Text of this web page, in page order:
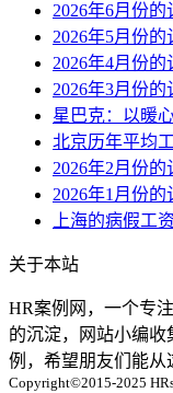
2026年6月份的
2026年5月份的
2026年4月份的
2026年3月份的
星巴克：以暖
北京历年平均
2026年2月份的
2026年1月份的
上海的病假工
关于本站
HR案例网，一个专
的沉淀，网站小编
例，希望朋友们能从
Copyright©2015-2025